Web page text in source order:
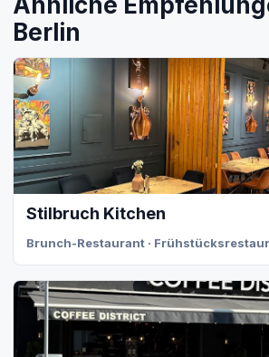
Berlin
Stilbruch Kitchen
Brunch-Restaurant ·